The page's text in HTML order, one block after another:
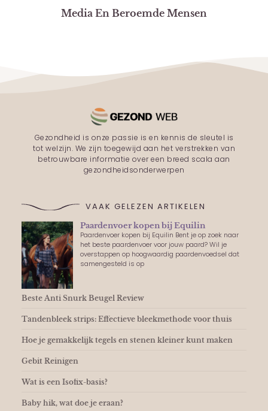
Media En Beroemde Mensen
Gezondheid is onze passie is en kennis de sleutel is
tot welzijn. We zijn toegewijd aan het verstrekken van
betrouwbare informatie over een breed scala aan
gezondheidsonderwerpen
VAAK GELEZEN ARTIKELEN
Paardenvoer kopen bij Equilin
Paardenvoer kopen bij Equilin Bent je op zoek naar
het beste paardenvoer voor jouw paard? Wil je
overstappen op hoogwaardig paardenvoedsel dat
samengesteld is op
Beste Anti Snurk Beugel Review
Tandenbleek strips: Effectieve bleekmethode voor thuis
Hoe je gemakkelijk tegels en stenen kleiner kunt maken
Gebit Reinigen
Wat is een Isofix-basis?
Baby hik, wat doe je eraan?